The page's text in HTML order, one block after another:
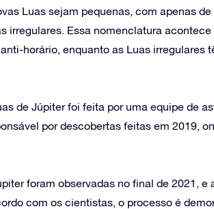
Luas sejam pequenas, com apenas
irregulares. Essa nomenclatura
horário, enquanto as Luas irregulares
de Júpiter foi feita por uma equipe de
por descobertas feitas em 2019,
foram observadas no final de 2021,
com os cientistas, o processo é